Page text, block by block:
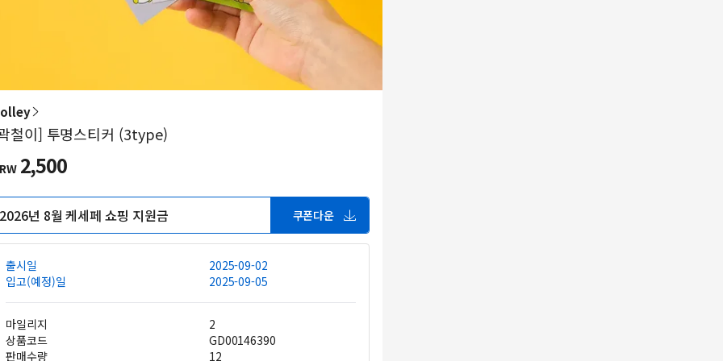
철이] 투명스티커 (3type)
2,500
2026년 8월 케세페 쇼핑 지원금 쿠폰다운
출시일
2025-09-02
입고(예정)일
2025-09-05
마일리지
2
상품코드
GD00146390
판매수량
12